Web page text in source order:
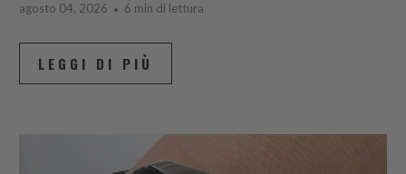
agosto 04, 2026 6 min di lettura
LEGGI DI PIÙ